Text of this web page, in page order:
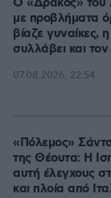
Ο «Δράκος» του
με προβλήματα
βίαζε γυναίκες,
συλλάβει και
07.08.2026, 22:54
«Πόλεμος»
της Θέουτα: Η
αυτή έλεγχους
και πλοία από